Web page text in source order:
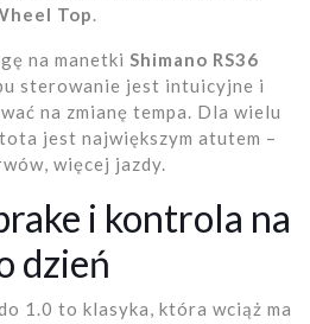
Top.
na manetki Shimano RS36
sterowanie jest intuicyjne i
na zmianę tempa. Dla wielu
jest największym atutem –
więcej jazdy.
i kontrola na
dzień
1.0 to klasyka, która wciąż ma